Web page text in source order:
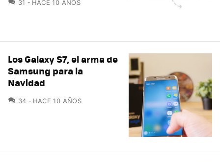
31 HACE 10 AÑOS
Los Galaxy S7, el arma de
Samsung para la
Navidad
34 COMENTARIOS
HACE 10 AÑOS